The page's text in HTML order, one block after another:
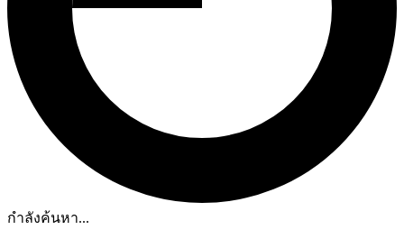
กำลังค้นหา...